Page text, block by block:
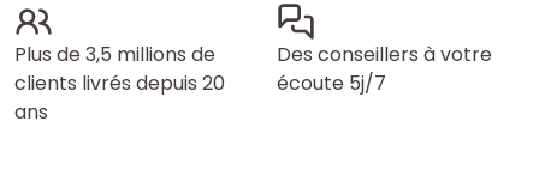
Plus de 3,5 millions de
clients livrés depuis 20
ans
Des conseillers à votre
écoute 5j/7